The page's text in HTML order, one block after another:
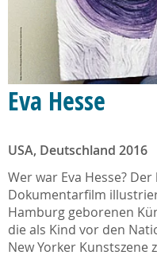
Eva Hesse
USA, Deutschland 2016
Wer war Eva Hesse?
Dokumentarfilm
Hamburg geborenen
die als Kind vor den
New Yorker Kunstszene